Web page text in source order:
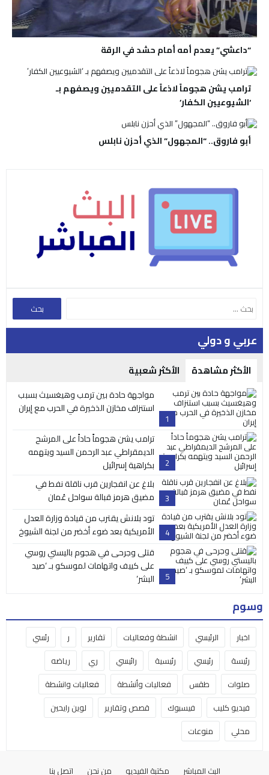
“داعشي” يعدم أمه أمام حشد في الرقة
ترامب يشن هجوماً لاذعاً على التقدميين ويصفهم بـ
‘الشيوعيين الكفار’
أبو فاروق.. “المجهول” الذي أحزن نابلس
عربي و دولي
الأكثر مشاهدة الأكثر شعبية
1
مواجهة حادة بين ترمب وهيغسيث بسبب
استنزاف مخازن الذخيرة في الحرب مع إيران
2
ترامب يشن هجوماً حاداً على المرشح
الديمقراطي عبد الرحمن السيد ويتهمه
بكراهية إسرائيل
3
بلاغ عن انفجارين قرب ناقلة نفط في
مضيق هرمز قبالة سواحل عُمان
4
تود بلانش يقترب من قيادة وزارة العدل
الأمريكية بعد ضوء أخضر من لجنة الشيوخ
5
قتلى وجرحى في هجوم باليستي روسي
على كييف واتهامات لموسكو بـ ‘صيد
البشر’
وسوم
اخبار الرئيسي انشطة وفعاليات تقارير ر
رئسي
رئيسة
رئيسي رئيسية رائيسي ري
رياضه
صلوات
طقس فعاليات وأنشطة
فعاليات وانشطة
فيديو كليب
فيسبوك قصص وتقارير
لوين رايحين
محلي
منوعات
البث المباشر مكتبة الفيديو من نحن اتصل بنا